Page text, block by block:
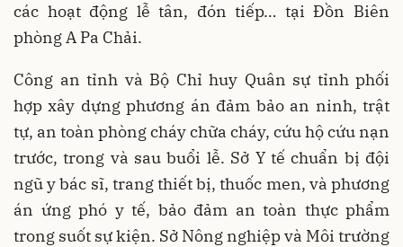
các hoạt động lễ tân, đón tiếp… tại Đồn Biên
phòng A Pa Chải.
Công an tỉnh và Bộ Chỉ huy Quân sự tỉnh phối
hợp xây dựng phương án đảm bảo an ninh, trật
tự, an toàn phòng cháy chữa cháy, cứu hộ cứu nạn
trước, trong và sau buổi lễ. Sở Y tế chuẩn bị đội
ngũ y bác sĩ, trang thiết bị, thuốc men, và phương
án ứng phó y tế, bảo đảm an toàn thực phẩm
trong suốt sự kiện. Sở Nông nghiệp và Môi trường